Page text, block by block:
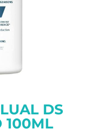
DS
100ML